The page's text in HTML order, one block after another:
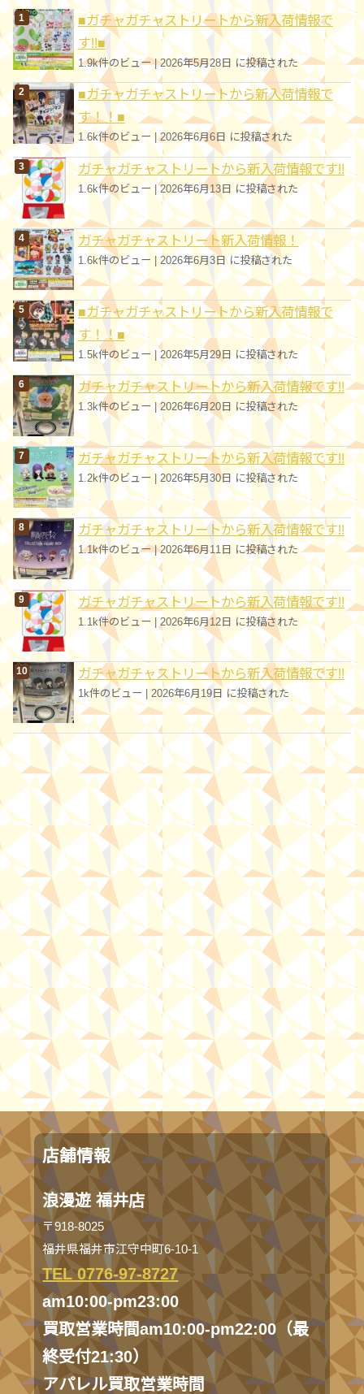
ー
■ガチャガチャストリートから新入荷情報で
す!!■
1.9k件のビュー|2026年5月28日 に投稿された
■ガチャガチャストリートから新入荷情報で
す！！■
1.6k件のビュー|2026年6月6日 に投稿された
ガチャガチャストリートから新入荷情報です!!
1.6k件のビュー|2026年6月13日 に投稿された
ガチャガチャストリート新入荷情報！
1.6k件のビュー |2026年6月3日 に投稿された
■ガチャガチャストリートから新入荷情報で
す！！■
1.5k件のビュー | 2026年5月29日 に投稿された
ガチャガチャストリートから新入荷情報です!!
1.3k件のビュー|2026年6月20日 に投稿された
ガチャガチャストリートから新入荷情報です!!
1.2k件のビュー |2026年5月30日 に投稿された
ガチャガチャストリートから新入荷情報です!!
1.1k件のビュー|2026年6月11日 に投稿された
ガチャガチャストリートから新入荷情報です!!
1.1k件のビュー 2026年6月12日 に投稿された
ガチャガチャストリートから新入荷情報です!!
1k件のビュー 2026年6月19日 に投稿された
店舗情報
浪漫遊 福井店
〒918-8025
福井県福井市江守中町6-10-1
TEL 0776-97-8727
am10:00-pm23:00
買取営業時間am10:00-pm22:00（最
終受付21:30）
アパレル買取営業時間